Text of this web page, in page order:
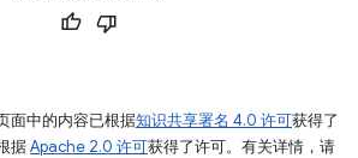
面中的内容已根据知识共享署名 4.0 许可获得了
据Apache 2.0 许可获得了许可。有关详情，请